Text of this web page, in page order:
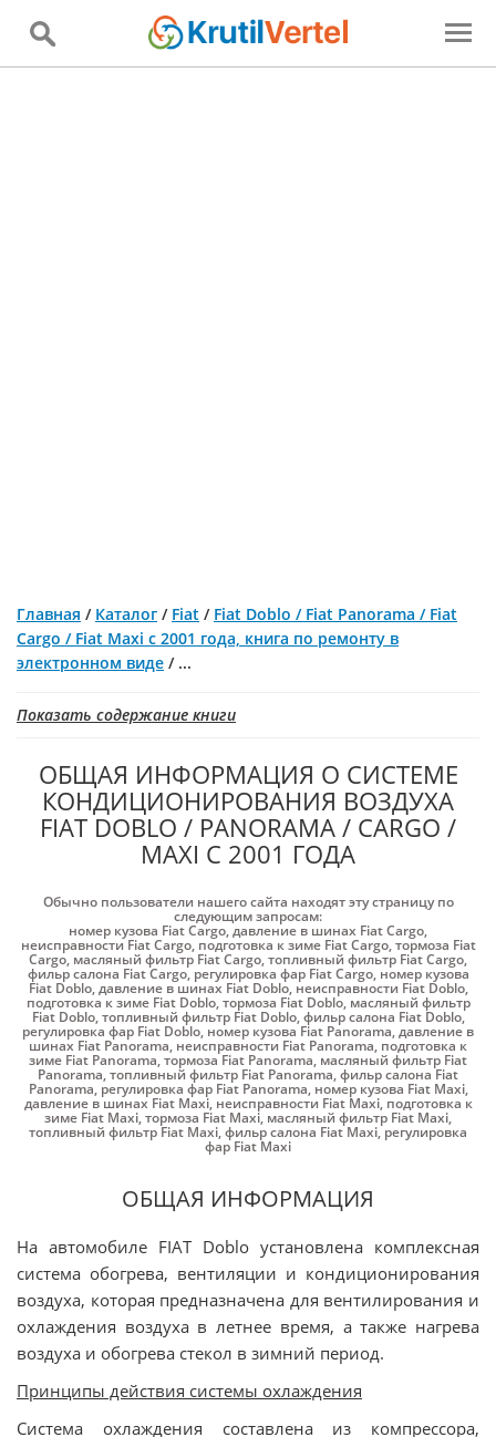
Главная / Каталог / Fiat / Fiat Doblo / Fiat Panorama / Fiat
Cargo / Fiat Maxi с 2001 года, книга по ремонту в
электронном виде / ...
Показать содержание книги
ОБЩАЯ ИНФОРМАЦИЯ О СИСТЕМЕ
КОНДИЦИОНИРОВАНИЯ ВОЗДУХА
FIAT DOBLO / PANORAMA / CARGO /
MAXI С 2001 ГОДА
Обычно пользователи нашего сайта находят эту страницу по
следующим запросам:
номер кузова Fiat Cargo,давление в шинах Fiat Cargo,
неисправности Fiat Cargo, подготовка к зиме Fiat Cargo,тормоза Fiat
Cargo, масляный фильтр Fiat Cargo,топливный фильтр Fiat Cargo,
фильр салона Fiat Cargo, регулировка фар Fiat Cargo, номер кузова
Fiat Doblo,давление в шинах Fiat Doblo, неисправности Fiat Doblo,
подготовка к зиме Fiat Doblo,тормоза Fiat Doblo, масляный фильтр
Fiat Doblo,топливный фильтр Fiat Doblo,фильр салона Fiat Doblo,
регулировка фар Fiat Doblo, номер кузова Fiat Panorama,давление в
шинах Fiat Panorama, неисправности Fiat Panorama, подготовка к
зиме Fiat Panorama,тормоза Fiat Panorama, масляный фильтр Fiat
Panorama,топливный фильтр Fiat Panorama,фильр салона Fiat
Panorama, регулировка фар Fiat Panorama, номер кузова Fiat Maxi,
давление в шинах Fiat Maxi, неисправности Fiat Maxi, подготовка к
зиме Fiat Maxi,тормоза Fiat Maxi, масляный фильтр Fiat Maxi,
топливный фильтр Fiat Maxi,фильр салона Fiat Maxi,регулировка
фар Fiat Maxi
ОБЩАЯ ИНФОРМАЦИЯ
На автомобиле FIAT Doblo установлена комплексная
система обогрева, вентиляции и кондиционирования
воздуха, которая предназначена для вентилирования и
охлаждения воздуха в летнее время, а также нагрева
воздуха и обогрева стекол в зимний период.
Принципы действия системы охлаждения
Система охлаждения составлена из компрессора,